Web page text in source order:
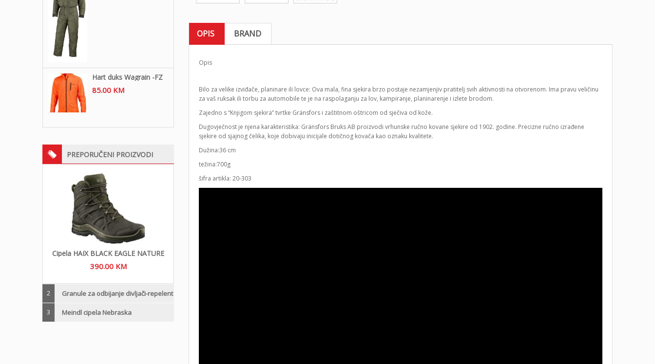
Hart duks Wagrain -FZ
85.00 KM
PREPORUČENI PROIZVODI
Cipela HAIX BLACK EAGLE NATURE
390.00 KM
2 Granule za odbijanje divljači-repelent
3 Meindl cipela Nebraska
OPIS BRAND
Opis
Bilo za velike izviđače, planinare ili lovce: Ova mala, fina sjekira brzo postaje nezamjenjiv pratitelj svih aktivnosti na otvorenom. Ima pravu veličinu
za vaš ruksak ili torbu za automobile te je na raspolaganju za lov, kampiranje, planinarenje i izlete brodom.
Zajedno s “Knjigom sjekira” tvrtke Gränsfors i zaštitnom oštricom od sječiva od kože.
Dugovječnost je njena karakteristika: Gränsfors Bruks AB proizvodi vrhunske ručno kovane sjekire od 1902. godine. Precizne ručno izrađene
sjekire od sjajnog čelika, koje dobivaju inicijale dotičnog kovača kao oznaku kvalitete.
Dužina:36 cm
težina:700g
šifra artikla: 20-303